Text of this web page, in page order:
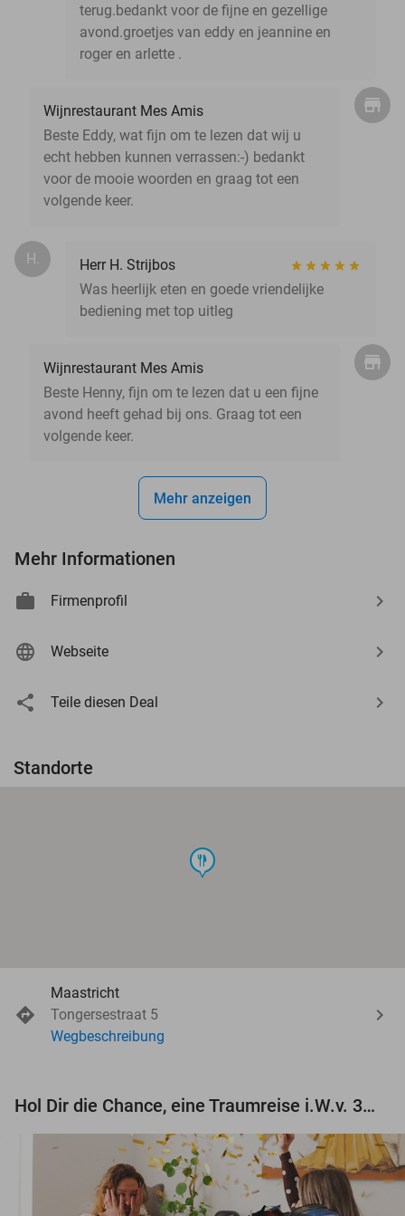
terug.bedankt voor de fijne en gezellige
avond.groetjes van eddy en jeannine en
roger en arlette .
Wijnrestaurant Mes Amis
Beste Eddy, wat fijn om te lezen dat wij u
echt hebben kunnen verrassen:-) bedankt
voor de mooie woorden en graag tot een
volgende keer.
H.
Herr H. Strijbos
Was heerlijk eten en goede vriendelijke
bediening met top uitleg
Wijnrestaurant Mes Amis
Beste Henny, fijn om te lezen dat u een fijne
avond heeft gehad bij ons. Graag tot een
volgende keer.
Mehr anzeigen
Mehr Informationen
Firmenprofil
Webseite
Teile diesen Deal
Standorte
food
Maastricht
Tongersestraat 5
Wegbeschreibung
Hol Dir die Chance, eine Traumreise i.W.v. 3.000 € zu gewinnen!